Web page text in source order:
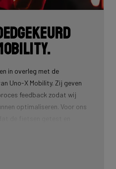
in overleg met de
Uno-X Mobility. Zij geven
feedback zodat wij
optimaliseren. Voor ons
samenwerking? Winst in